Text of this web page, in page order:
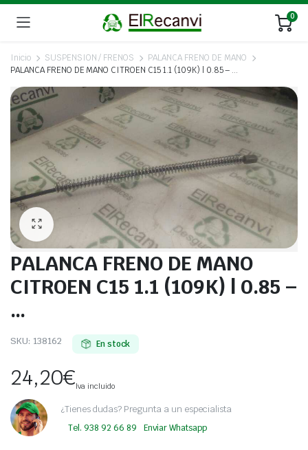
0
Inicio SUSPENSION / FRENOS
PALANCA FRENO DE MANO
PALANCA FRENO DE MANO CITROEN C15 1.1 (109K) | 0.85 – …
PALANCA FRENO DE MANO
CITROEN C15 1.1 (109K) | 0.85 –
…
SKU: 138162 En stock
24,20€Iva incluido
¿Tienes dudas? Pregunta a un especialista
Tel. 938 92 66 89 Enviar Whatsapp